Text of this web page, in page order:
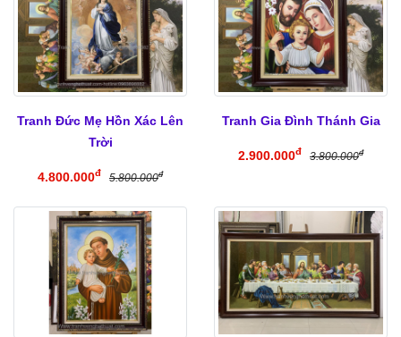
Tranh Đức Mẹ Hồn Xác Lên
Trời
4.800.000đ 5.800.000đ
Tranh Gia Đình Thánh Gia
2.900.000đ 3.800.000đ